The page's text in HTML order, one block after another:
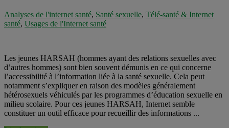
Analyses de l'internet santé, Santé sexuelle, Télé-santé & Internet
santé, Usages de l'Internet santé
Les jeunes HARSAH (hommes ayant des relations sexuelles avec
d’autres hommes) sont bien souvent démunis en ce qui concerne
l’accessibilité à l’information liée à la santé sexuelle. Cela peut
notamment s’expliquer en raison des modèles généralement
hétérosexuels véhiculés par les programmes d’éducation sexuelle en
milieu scolaire. Pour ces jeunes HARSAH, Internet semble
constituer un outil efficace pour recueillir des informations ...